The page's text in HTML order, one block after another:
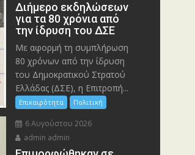
Διήμερο εκδηλώσεων
για τα 80 χρόνια από
την ίδρυση του ΔΣΕ
Με αφορμή τη συμπλήρωση
80 χρόνων από την ίδρυση
του Δημοκρατικού Στρατού
Ελλάδας (ΔΣΕ), η Επιτροπή...
Επικαιρότητα Πολιτική
6 Αυγούστου 2026
admin admin